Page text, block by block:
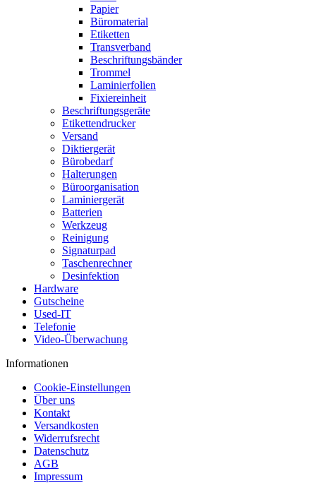
Papier
Büromaterial
Etiketten
Transverband
Beschriftungsbänder
Trommel
Laminierfolien
Fixiereinheit
Beschriftungsgeräte
Etikettendrucker
Versand
Diktiergerät
Bürobedarf
Halterungen
Büroorganisation
Laminiergerät
Batterien
Werkzeug
Reinigung
Signaturpad
Taschenrechner
Desinfektion
Hardware
Gutscheine
Used-IT
Telefonie
Video-Überwachung
Informationen
Cookie-Einstellungen
Über uns
Kontakt
Versandkosten
Widerrufsrecht
Datenschutz
AGB
Impressum